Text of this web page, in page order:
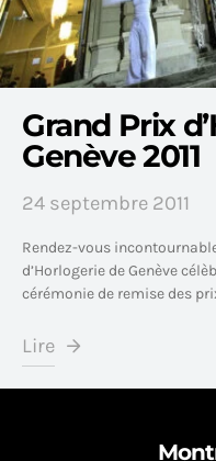
Grand Prix
Genève 2011
24 septembre 2011
Rendez-vous
d’Horlogerie de Genève
cérémonie de remise des
Lire